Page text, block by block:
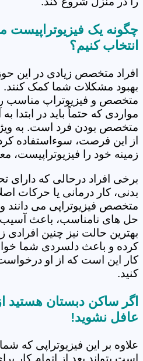
چگونه یک فیزیوتراپیست
انتخاب کنیم؟
افراد متخصص زیادی در این
بهبود مشکلات شما کمک کنند.
متخصص و فیزیوتراپ مناسب
مواردی که حتماً باید در ابتدا
متخصص بودن فرد است. به
از این فرصت، سوءاستفاده
زمینه خود را فیزیوتراپیست،
برخی افراد درحالی که دارای
بدنی، کار درمانی یا حرکات
متخصص فیزیوتراپی می دانند
حل های نامناسب، باعث آسیب
بهترین حالت نیز چنین افرادی
کرده و باعث دلسردی شما
کار این است که از او
کنید.
اگر ساکن دبستان هستید
عافل نشوید!
علاوه بر این فیزیوتراپی که
است بتواند بعد از اتمام کار